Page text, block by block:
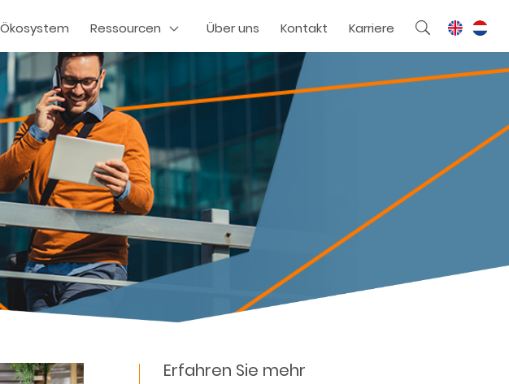
Ökosystem Ressourcen Über uns Kontakt Karriere
Erfahren Sie mehr